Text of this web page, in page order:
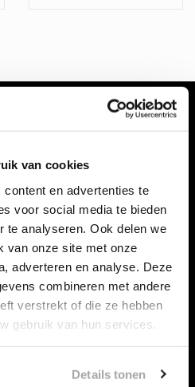
van cookies
en advertenties te
voor social media te bieden
te analyseren. Ook delen we
van onze site met onze
adverteren en analyse. Deze
combineren met andere
verstrekt of die ze hebben
gebruik van hun services.
Details tonen